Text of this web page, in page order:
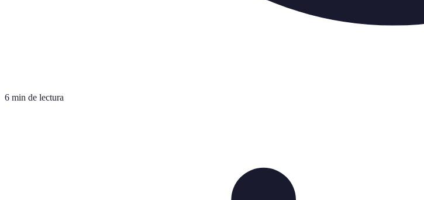
6 min de lectura